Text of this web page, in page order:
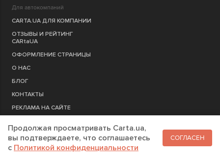
Для автокомпаний
CARTA.UA ДЛЯ КОМПАНИИ
ОТЗЫВЫ И РЕЙТИНГ
CARtaUA
ОФОРМЛЕНИЕ СТРАНИЦЫ
О НАС
БЛОГ
КОНТАКТЫ
РЕКЛАМА НА САЙТЕ
РЕГИСТРАЦИЯ КОМПАНИЮ
Продолжая просматривать Carta.ua,
вы подтверждаете, что соглашаетесь
c Политикой конфиденциальности
СОГЛАСЕН